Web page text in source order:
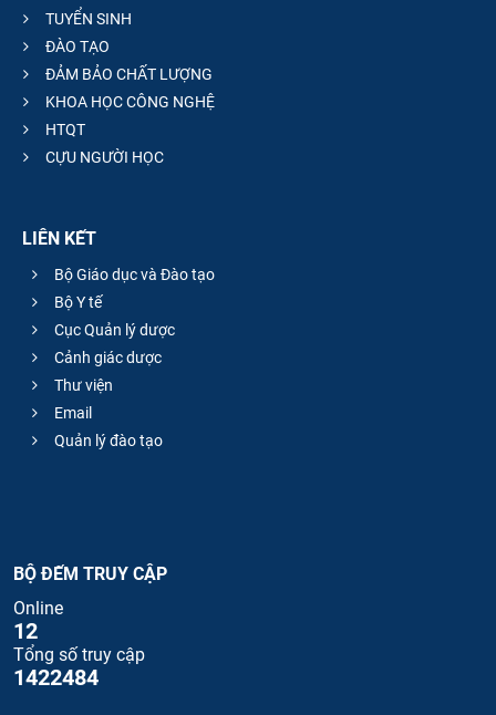
TUYỂN SINH
ĐÀO TẠO
ĐẢM BẢO CHẤT LƯỢNG
KHOA HỌC CÔNG NGHỆ
HTQT
CỰU NGƯỜI HỌC
LIÊN KẾT
Bộ Giáo dục và Đào tạo
Bộ Y tế
Cục Quản lý dược
Cảnh giác dược
Thư viện
Email
Quản lý đào tạo
BỘ ĐẾM TRUY CẬP
Online
12
Tổng số truy cập
1422484